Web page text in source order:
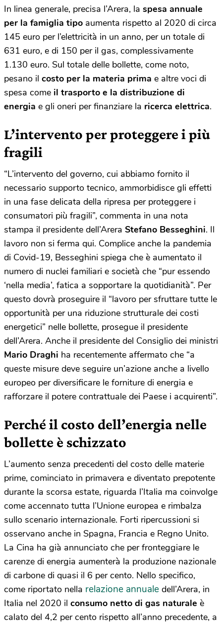
In linea generale, precisa l’Arera, la spesa annuale
per la famiglia tipo aumenta rispetto al 2020 di circa
145 euro per l’elettricità in un anno, per un totale di
631 euro, e di 150 per il gas, complessivamente
1.130 euro. Sul totale delle bollette, come noto,
pesano il costo per la materia prima e altre voci di
spesa come il trasporto e la distribuzione di
energia e gli oneri per finanziare la ricerca elettrica.
L’intervento per proteggere i più
fragili
“L’intervento del governo, cui abbiamo fornito il
necessario supporto tecnico, ammorbidisce gli effetti
in una fase delicata della ripresa per proteggere i
consumatori più fragili”, commenta in una nota
stampa il presidente dell’Arera Stefano Besseghini. Il
lavoro non si ferma qui. Complice anche la pandemia
di Covid-19, Besseghini spiega che è aumentato il
numero di nuclei familiari e società che “pur essendo
‘nella media’, fatica a sopportare la quotidianità”. Per
questo dovrà proseguire il “lavoro per sfruttare tutte le
opportunità per una riduzione strutturale dei costi
energetici” nelle bollette, prosegue il presidente
dell’Arera. Anche il presidente del Consiglio dei ministri
Mario Draghi ha recentemente affermato che “a
queste misure deve seguire un’azione anche a livello
europeo per diversificare le forniture di energia e
rafforzare il potere contrattuale dei Paese i acquirenti”.
Perché il costo dell’energia nelle
bollette è schizzato
L’aumento senza precedenti del costo delle materie
prime, cominciato in primavera e diventato prepotente
durante la scorsa estate, riguarda l’Italia ma coinvolge
come accennato tutta l’Unione europea e rimbalza
sullo scenario internazionale. Forti ripercussioni si
osservano anche in Spagna, Francia e Regno Unito.
La Cina ha già annunciato che per fronteggiare le
carenze di energia aumenterà la produzione nazionale
di carbone di quasi il 6 per cento. Nello specifico,
come riportato nella relazione annuale dell’Arera, in
Italia nel 2020 il consumo netto di gas naturale è
calato del 4,2 per cento rispetto all’anno precedente, a